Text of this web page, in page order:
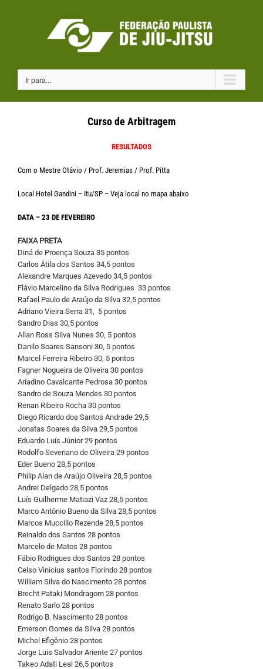
Ir para...
Curso de Arbitragem
RESULTADOS
Com o Mestre Otávio / Prof. Jeremias / Prof. Pitta
Local Hotel Gandini – Itu/SP – Veja local no mapa abaixo
DATA – 23 DE FEVEREIRO
FAIXA PRETA
Diná de Proença Souza 35 pontos
Carlos Átila dos Santos 34,5 pontos
Alexandre Marques Azevedo 34,5 pontos
Flávio Marcelino da Silva Rodrigues 33 pontos
Rafael Paulo de Araújo da Silva 32,5 pontos
Adriano Vieira Serra 31, 5 pontos
Sandro Dias 30,5 pontos
Allan Ross Silva Nunes 30, 5 pontos
Danilo Soares Sansoni 30, 5 pontos
Marcel Ferreira Ribeiro 30, 5 pontos
Fagner Nogueira de Oliveira 30 pontos
Ariadino Cavalcante Pedrosa 30 pontos
Sandro de Souza Mendes 30 pontos
Renan Ribeiro Rocha 30 pontos
Diego Ricardo dos Santos Andrade 29,5
Jonatas Soares da Silva 29,5 pontos
Eduardo Luís Júnior 29 pontos
Rodolfo Severiano de Oliveira 29 pontos
Eder Bueno 28,5 pontos
Philip Alan de Araújo Oliveira 28,5 pontos
Andrei Delgado 28,5 pontos
Luís Guilherme Matiazi Vaz 28,5 pontos
Marco Antônio Bueno da Silva 28,5 pontos
Marcos Muccillo Rezende 28,5 pontos
Reinaldo dos Santos 28 pontos
Marcelo de Matos 28 pontos
Fábio Rodrigues dos Santos 28 pontos
Celso Vinicius santos Florindo 28 pontos
William Silva do Nascimento 28 pontos
Brecht Pataki Mondragom 28 pontos
Renato Sarlo 28 pontos
Rodrigo B. Nascimento 28 pontos
Emerson Gomes da Silva 28 pontos
Michel Efigênio 28 pontos
Jorge Luis Salvador Ariente 27 pontos
Takeo Adati Leal 26,5 pontos